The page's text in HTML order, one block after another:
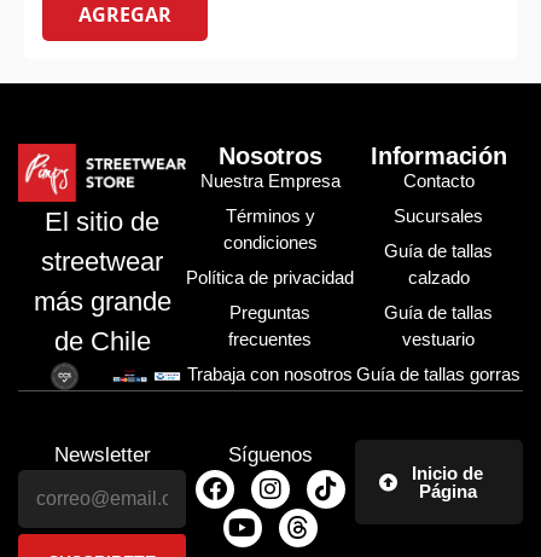
AGREGAR
El sitio de
streetwear
más grande
de Chile
Nosotros
Nuestra Empresa
Términos y
condiciones
Política de privacidad
Preguntas
frecuentes
Trabaja con nosotros
Información
Contacto
Sucursales
Guía de tallas
calzado
Guía de tallas
vestuario
Guía de tallas gorras
Newsletter Síguenos
Inicio de
Página